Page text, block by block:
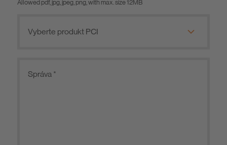
Allowed pdf, jpg, jpeg, png, with max. size 12MB